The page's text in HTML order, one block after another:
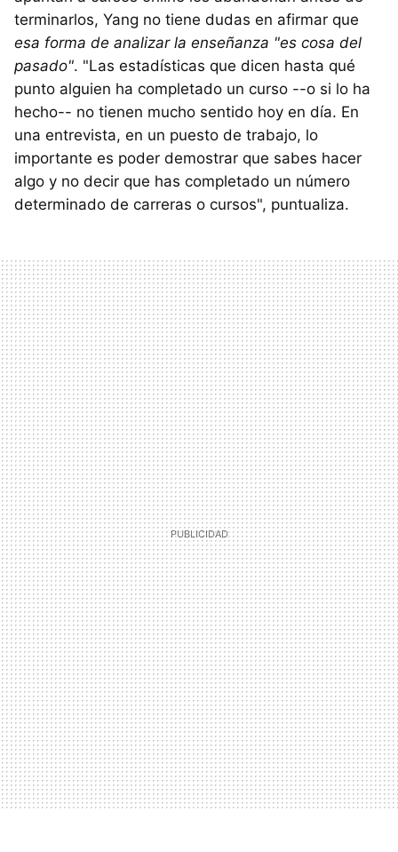
terminarlos, Yang no tiene dudas en afirmar que
esa forma de analizar la enseñanza "es cosa del
pasado". "Las estadísticas que dicen hasta qué
punto alguien ha completado un curso --o si lo ha
hecho-- no tienen mucho sentido hoy en día. En
una entrevista, en un puesto de trabajo, lo
importante es poder demostrar que sabes hacer
algo y no decir que has completado un número
determinado de carreras o cursos", puntualiza.